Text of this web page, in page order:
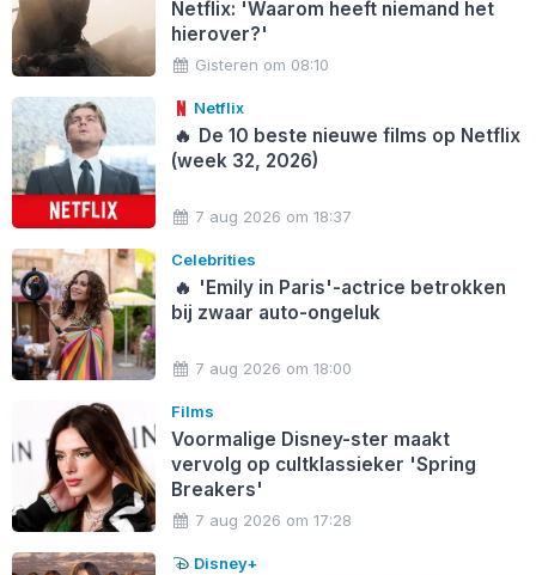
Netflix: 'Waarom heeft niemand het
hierover?'
Gisteren om 08:10
Netflix
🔥 De 10 beste nieuwe films op Netflix
(week 32, 2026)
7 aug 2026 om 18:37
Celebrities
🔥 'Emily in Paris'-actrice betrokken
bij zwaar auto-ongeluk
7 aug 2026 om 18:00
Films
Voormalige Disney-ster maakt
vervolg op cultklassieker 'Spring
Breakers'
7 aug 2026 om 17:28
Disney+